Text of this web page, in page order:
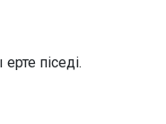
піседі.